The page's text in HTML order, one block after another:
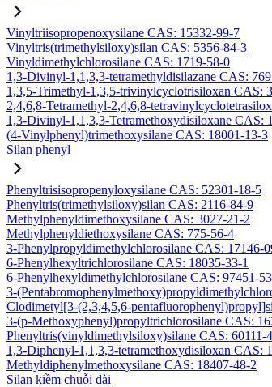
Vinyltriisopropenoxysilane CAS: 15332-99-7
Vinyltris(trimethylsiloxy)silan CAS: 5356-84-3
Vinyldimethylchlorosilane CAS: 1719-58-0
1,3-Divinyl-1,1,3,3-tetramethyldisilazane CAS:
1,3,5-Trimethyl-1,3,5-trivinylcyclotrisiloxan CAS:
2,4,6,8-Tetramethyl-2,4,6,8-
1,3-Divinyl-1,1,3,3-Tetramethoxydisiloxane CAS:
(4-Vinylphenyl)trimethoxysilane CAS: 18001-13-3
Silan phenyl
Phenyltrisisopropenyloxysilane CAS: 52301-18-5
Phenyltris(trimethylsiloxy)silan CAS: 2116-84-9
Methylphenyldimethoxysilane CAS: 3027-21-2
Methylphenyldiethoxysilane CAS: 775-56-4
3-Phenylpropyldimethylchlorosilane CAS: 17146-
6-Phenylhexyltrichlorosilane CAS: 18035-33-1
6-Phenylhexyldimethylchlorosilane CAS: 97451-
3-
Clodimetyl[3-(2,3,4,5,6-
3-(p-Methoxyphenyl)propyltrichlorosilane CAS:
Phenyltris(vinyldimethylsiloxy)silane CAS: 60111-
1,3-Diphenyl-1,1,3,3-tetramethoxydisiloxan CAS:
Methyldiphenylmethoxysilane CAS: 18407-48-2
Silan kiềm chuỗi dài